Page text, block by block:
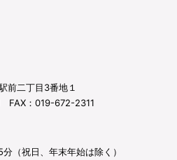
前二丁目3番地１
FAX：019-672-2311
（祝日、年末年始は除く）